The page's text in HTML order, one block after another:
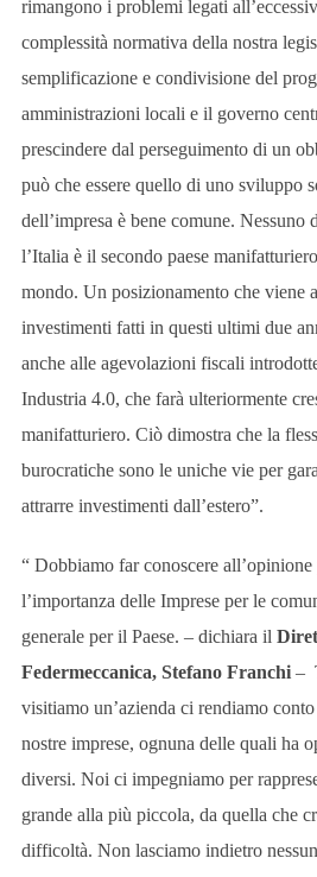
rimangono i problemi legati
complessità normativa della nostra
semplificazione e condivisione del
amministrazioni locali e il governo
prescindere dal perseguimento di un
può che essere quello di uno sviluppo
dell’impresa è bene comune. Nessuno
l’Italia è il secondo paese
mondo. Un posizionamento che viene
investimenti fatti in questi ultimi due
anche alle agevolazioni fiscali
Industria 4.0, che farà ulteriormente
manifatturiero. Ciò dimostra che la
burocratiche sono le uniche vie per
attrarre investimenti dall’estero”.
“ Dobbiamo far conoscere
l’importanza delle Imprese per le
generale per il Paese. – dichiara il
Federmeccanica, Stefano Franchi–
visitiamo un’azienda ci rendiamo
nostre imprese, ognuna delle quali ha
diversi. Noi ci impegniamo per
grande alla più piccola, da quella che
difficoltà. Non lasciamo indietro